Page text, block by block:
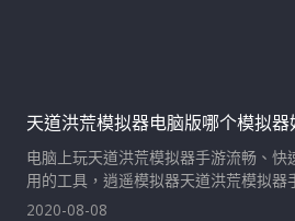
天道洪荒模拟器电脑版哪个模拟
电脑上玩天道洪荒模拟器手游流畅、
用的工具，逍遥模拟器天道洪荒模拟器
2020-08-08